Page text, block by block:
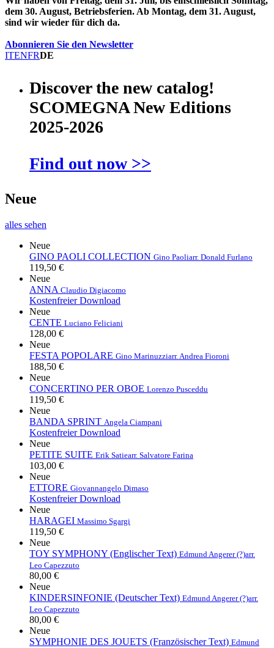
dem 30. August, Betriebsferien. Ab Montag, dem 31. August,
sind wir wieder für dich da.
Abonnieren Sie den Newsletter
ITENFRDE
Discover the new catalog!
SCOMEGNA New Editions
2025-2026
Find out now >>
Neue
alles sehen
Neue
GINO PAOLI COLLECTION Gino Paoliarr. Donald Furlano
119,50 €
Neue
ANNA Claudio Digiacomo
Kostenfreier Download
Neue
CENTE Luciano Feliciani
128,00 €
Neue
FESTA POPOLARE Gino Marinuzziarr. Andrea Fioroni
188,50 €
Neue
CONCERTINO PER OBOE Lorenzo Pusceddu
119,50 €
Neue
BANDA SPRINT Angela Ciampani
Kostenfreier Download
Neue
PETITE SUITE Erik Satiearr. Salvatore Farina
103,00 €
Neue
ETTORE Giovannangelo Dimaso
Kostenfreier Download
Neue
HARAGEI Massimo Sgargi
119,50 €
Neue
TOY SYMPHONY (Englischer Text) Edmund Angerer (?)arr.
Leo Capezzuto
80,00 €
Neue
KINDERSINFONIE (Deutscher Text) Edmund Angerer (?)arr.
Leo Capezzuto
80,00 €
Neue
SYMPHONIE DES JOUETS (Französischer Text) Edmund